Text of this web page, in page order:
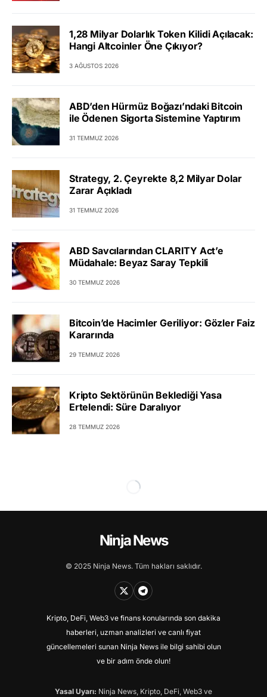
1,28 Milyar Dolarlık Token Kilidi Açılacak:
Hangi Altcoinler Öne Çıkıyor?
3 AĞUSTOS 2026
ABD’den Hürmüz Boğazı’ndaki Bitcoin
ile Ödenen Sigorta Sistemine Yaptırım
31 TEMMUZ 2026
Strategy, 2. Çeyrekte 8,2 Milyar Dolar
Zarar Açıkladı
31 TEMMUZ 2026
ABD Savcılarından CLARITY Act’e
Müdahale: Beyaz Saray Tepkili
30 TEMMUZ 2026
Bitcoin’de Hacimler Geriliyor: Gözler Faiz
Kararında
29 TEMMUZ 2026
Kripto Sektörünün Beklediği Yasa
Ertelendi: Süre Daralıyor
28 TEMMUZ 2026
Ninja News
© 2025 Ninja News. Tüm hakları saklıdır.
Kripto, DeFi, Web3 ve finans konularında son dakika
haberleri, uzman analizleri ve canlı fiyat
güncellemeleri sunan Ninja News ile bilgi sahibi olun
ve bir adım önde olun!
Yasal Uyarı: Ninja News, Kripto, DeFi, Web3 ve